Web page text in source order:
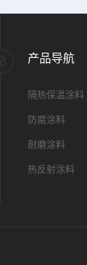
产品导航
隔热保温涂料
防腐涂料
耐磨涂料
热反射涂料